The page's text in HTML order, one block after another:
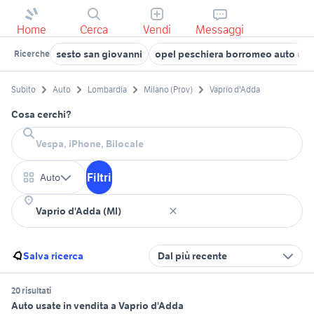
Home Cerca Vendi Messaggi
Ricerche sesto san giovanni opel peschiera borromeo auto
Subito Auto Lombardia Milano (Prov) Vaprio d'Adda
Cosa cerchi?
Auto Filtri
Salva ricerca Dal più recente
20 risultati
Auto usate in vendita a Vaprio d'Adda